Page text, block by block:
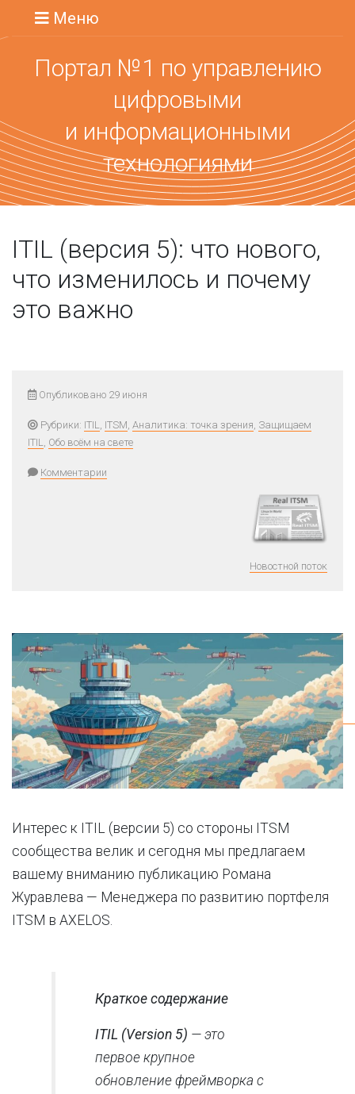
Меню
Портал №1 по управлению
цифровыми
и информационными
технологиями
ITIL (версия 5): что нового,
что изменилось и почему
это важно
Опубликовано 29 июня
Рубрики: ITIL, ITSM, Аналитика: точка зрения, Защищаем
ITIL, Обо всём на свете
Комментарии
Новостной поток
Интерес к ITIL (версии 5) со стороны ITSM
сообщества велик и сегодня мы предлагаем
вашему вниманию публикацию Романа
Журавлева — Менеджера по развитию портфеля
ITSM в AXELOS.
Краткое содержание
ITIL (Version 5) — это
первое крупное
обновление фреймворка с